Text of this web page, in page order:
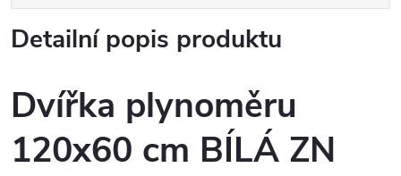
Detailní popis produktu
Dvířka plynoměru
120x60 cm BÍLÁ ZN